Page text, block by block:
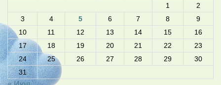
1
2
3
4 5 6 7 8
9
10
11 12 13 14 15
16
17
18 19 20 21 22
23
24
25 26 27 28 29
30
31